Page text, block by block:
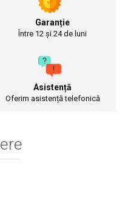
Garanție
Între 12 și 24 de luni
Asistență
Oferim asistență telefonică